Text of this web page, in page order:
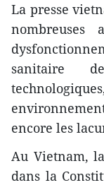
La presse
sanitaire
encore les
Au Vietnam,
dans la